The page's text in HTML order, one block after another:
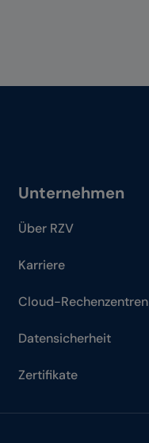
Unternehmen
Über RZV
Karriere
Cloud-Rechenzentren
Datensicherheit
Zertifikate